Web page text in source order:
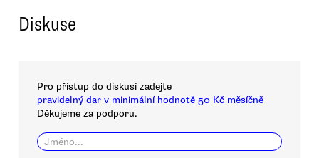
Diskuse
Pro přístup do diskusí zadejte
pravidelný dar v minimální hodnotě 50 Kč měsíčně
Děkujeme za podporu.